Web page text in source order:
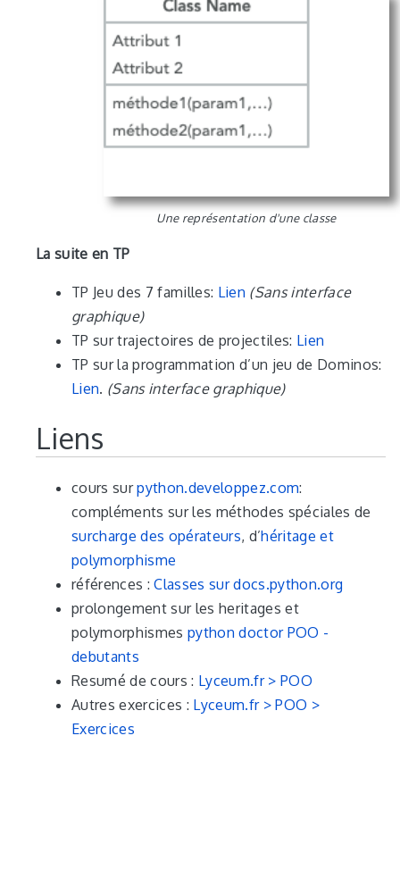
Une représentation d'une classe
La suite en TP
TP Jeu des 7 familles: Lien (Sans interface
graphique)
TP sur trajectoires de projectiles: Lien
TP sur la programmation d’un jeu de Dominos:
Lien. (Sans interface graphique)
Liens
cours surpython.developpez.com:
compléments sur les méthodes spéciales de
surcharge des opérateurs, d’héritage et
polymorphisme
références :Classes sur docs.python.org
prolongement sur les heritages et
polymorphismes python doctor POO -
debutants
Resumé de cours : Lyceum.fr > POO
Autres exercices : Lyceum.fr > POO >
Exercices